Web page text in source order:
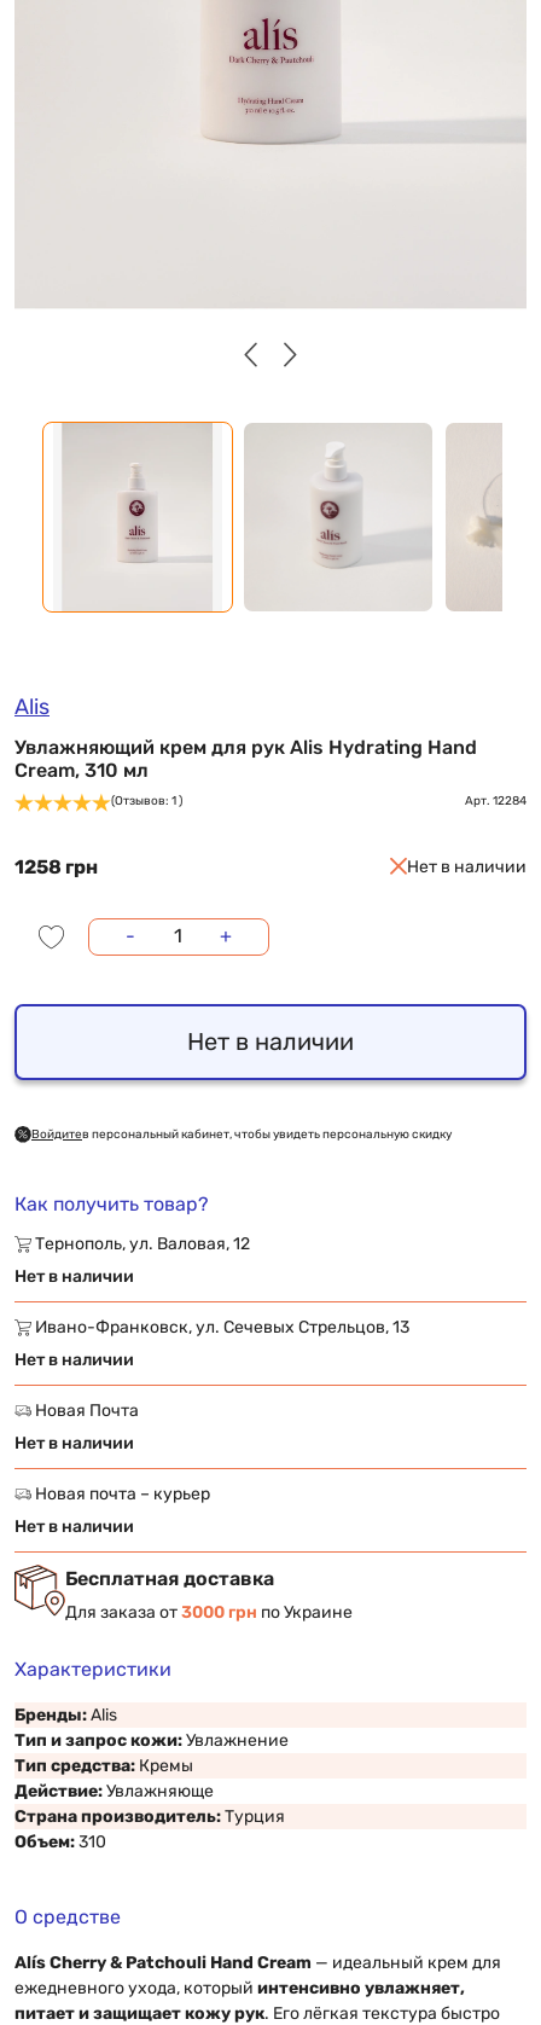
Alis
Увлажняющий крем для рук Alis Hydrating Hand
Cream, 310 мл
(Отзывов: 1 ) Арт. 12284
1258 грн Нет в наличии
- +
Нет в наличии
Войдитев персональный кабинет, чтобы увидеть персональную скидку
Как получить товар?
Тернополь, ул. Валовая, 12
Нет в наличии
Ивано-Франковск, ул. Сечевых Стрельцов, 13
Нет в наличии
Новая Почта
Нет в наличии
Новая почта – курьер
Нет в наличии
Бесплатная доставка
Для заказа от3000 грн по Украине
Характеристики
Бренды:Alis
Тип и запрос кожи:Увлажнение
Тип средства: Кремы
Действие:Увлажняюще
Страна производитель:Турция
Объем:310
О средстве
Alís Cherry & Patchouli Hand Cream — идеальный крем для
ежедневного ухода, который интенсивно увлажняет,
питает и защищает кожу рук. Его лёгкая текстура быстро